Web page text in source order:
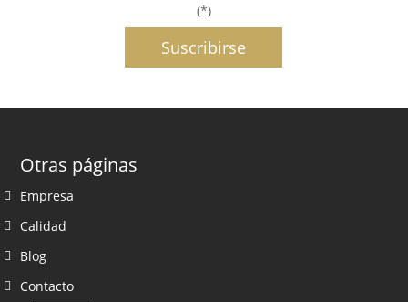
(*)
Suscribirse
Otras páginas
Empresa
Calidad
Blog
Contacto